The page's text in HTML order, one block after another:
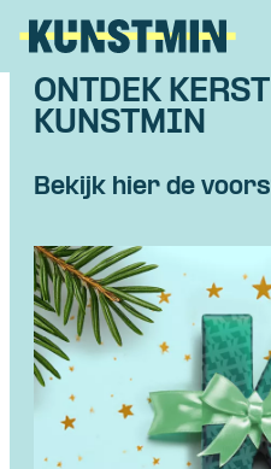
ONTDEK
KUNSTMIN
Bekijk hier de